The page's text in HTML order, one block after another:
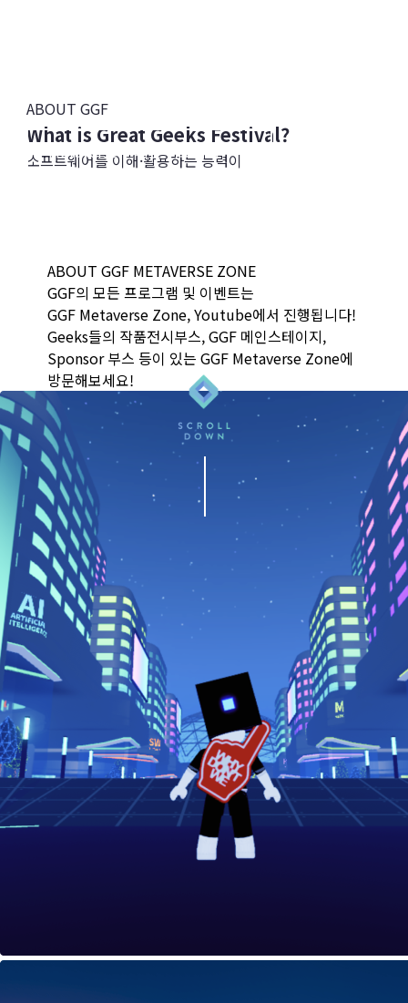
Metaverse 전시관 바로가기
ABOUT GGF
What is Great Geeks Festival?
소프트웨어를 이해·활용하는 능력이
축제의 장입니다.
자신이 만든 작품을 소개하고 세상과 소통하는
창업가 경험을 해보세요!
GGF 2019 영상 보러가기
ABOUT GGF METAVERSE ZONE
GGF의 모든 프로그램 및 이벤트는
GGF Metaverse Zone, Youtube에서 진행됩니다!
Geeks들의 작품전시부스, GGF 메인스테이지,
Sponsor 부스 등이 있는 GGF Metaverse Zone에
방문해보세요!